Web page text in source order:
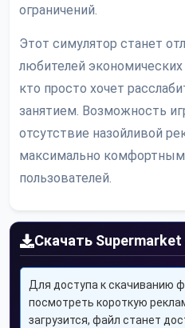
ограничений.
Этот симулятор станет
любителей экономических
кто просто хочет
занятием. Возможность
отсутствие назойливой
максимально комфортным
пользователей.
Скачать
Для доступа к скачиванию
посмотреть короткую
загрузится, файл станет